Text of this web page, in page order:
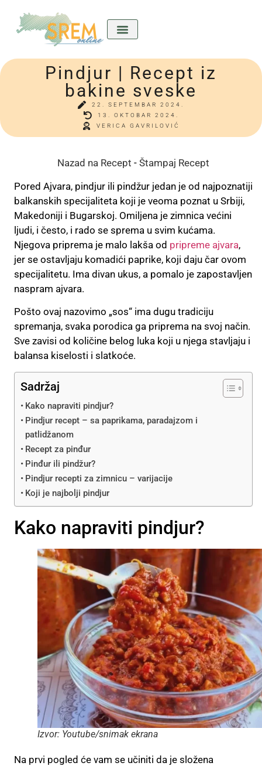
Pindjur | Recept iz
bakine sveske
22. SEPTEMBAR 2024.
13. OKTOBAR 2024.
VERICA GAVRILOVIĆ
Nazad na Recept - Štampaj Recept
Pored Ajvara, pindjur ili pindžur jedan je od najpoznatiji
balkanskih specijaliteta koji je veoma poznat u Srbiji,
Makedoniji i Bugarskoj. Omiljena je zimnica većini
ljudi, i često, i rado se sprema u svim kućama.
Njegova priprema je malo lakša od pripreme ajvara,
jer se ostavljaju komadići paprike, koji daju čar ovom
specijalitetu. Ima divan ukus, a pomalo je zapostavljen
naspram ajvara.
Pošto ovaj nazovimo „sos“ ima dugu tradiciju
spremanja, svaka porodica ga priprema na svoj način.
Sve zavisi od količine belog luka koji u njega stavljaju i
balansa kiselosti i slatkoće.
Sadržaj
Kako napraviti pindjur?
Pindjur recept – sa paprikama, paradajzom i
patlidžanom
Recept za pinđur
Pinđur ili pindžur?
Pindjur recepti za zimnicu – varijacije
Koji je najbolji pindjur
Kako napraviti pindjur?
Izvor: Youtube/snimak ekrana
Na prvi pogled će vam se učiniti da je složena